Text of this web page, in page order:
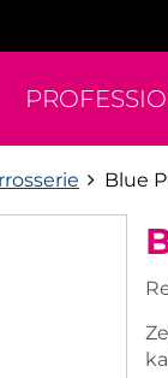
Blue